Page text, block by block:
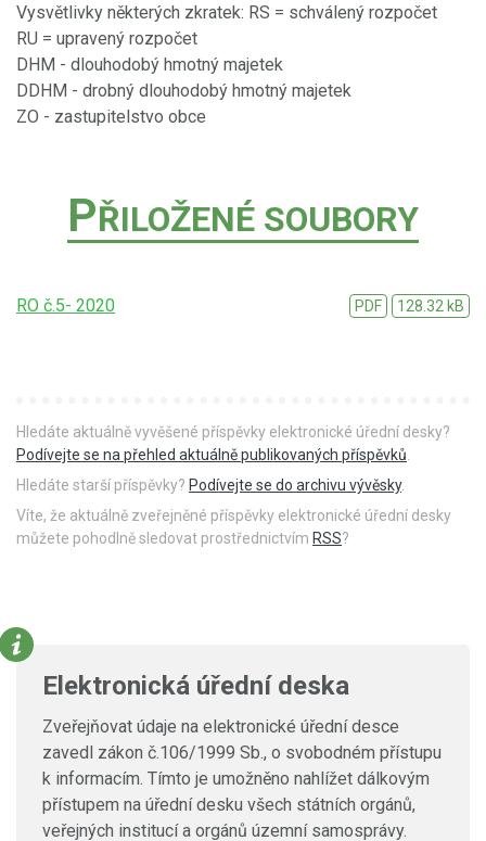
Vysvětlivky některých zkratek: RS = schválený rozpočet
RU = upravený rozpočet
DHM - dlouhodobý hmotný majetek
DDHM - drobný dlouhodobý hmotný majetek
ZO - zastupitelstvo obce
PŘILOŽENÉ SOUBORY
RO č.5- 2020 PDF 128.32 kB
Hledáte aktuálně vyvěšené příspěvky elektronické úřední desky?
Podívejte se na přehled aktuálně publikovaných příspěvků
Hledáte starší příspěvky? Podívejte se do archivu vývěsky.
Víte, že aktuálně zveřejněné příspěvky elektronické úřední desky
můžete pohodlně sledovat prostřednictvím RSS?
Elektronická úřední deska
Zveřejňovat údaje na elektronické úřední desce
zavedl zákon č.106/1999 Sb., o svobodném přístupu
k informacím. Tímto je umožněno nahlížet dálkovým
přístupem na úřední desku všech státních orgánů,
veřejných institucí a orgánů územní samosprávy.